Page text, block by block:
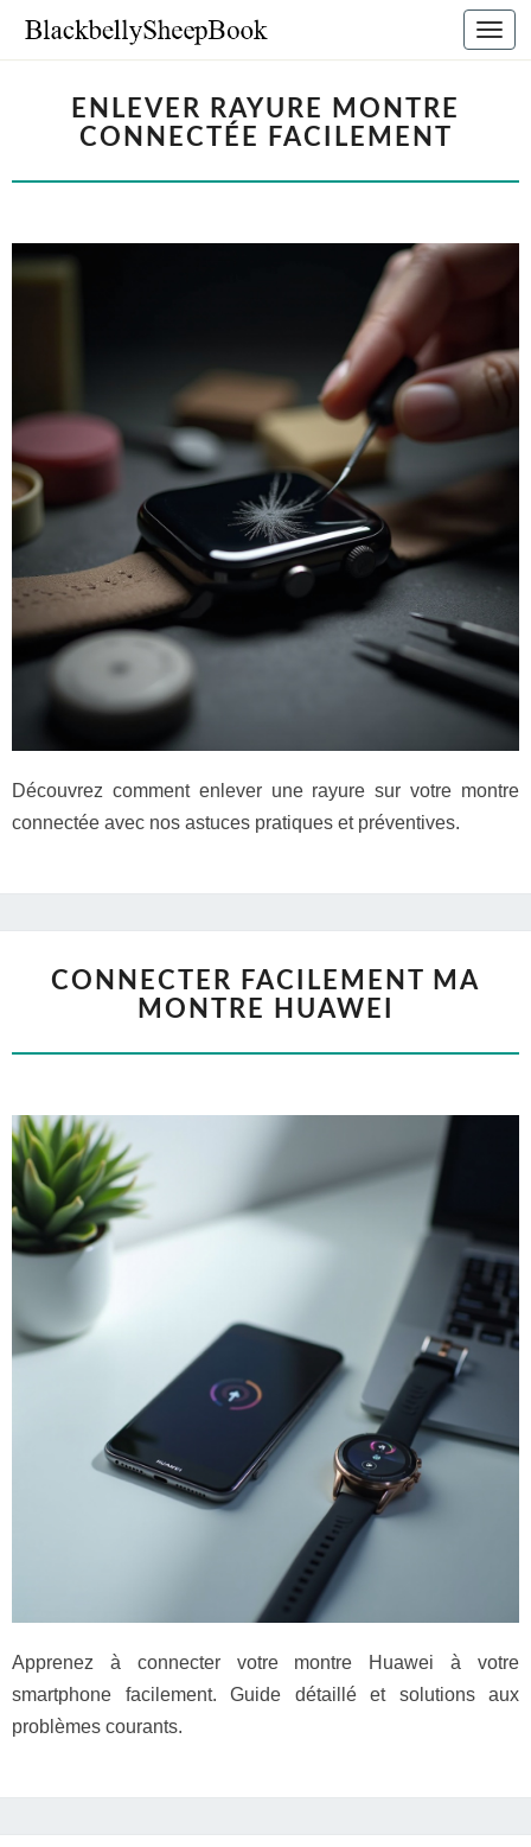
la
ENLEVER RAYURE MONTRE
CONNECTÉE FACILEMENT
Découvrez comment enlever une rayure sur votre montre
connectée avec nos astuces pratiques et préventives.
CONNECTER FACILEMENT MA
MONTRE HUAWEI
Apprenez à connecter votre montre Huawei à votre
smartphone facilement. Guide détaillé et solutions aux
problèmes courants.